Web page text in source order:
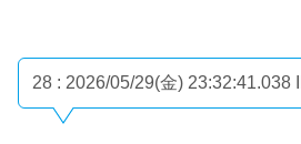
28 : 2026/05/29(金) 23:32:41.038